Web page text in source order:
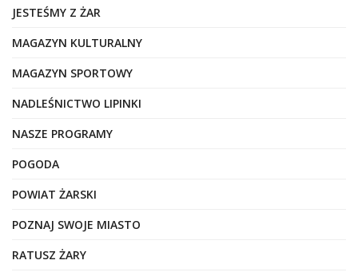
JESTEŚMY Z ŻAR
MAGAZYN KULTURALNY
MAGAZYN SPORTOWY
NADLEŚNICTWO LIPINKI
NASZE PROGRAMY
POGODA
POWIAT ŻARSKI
POZNAJ SWOJE MIASTO
RATUSZ ŻARY